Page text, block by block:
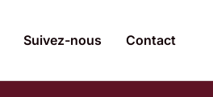
Suivez-nous Contact